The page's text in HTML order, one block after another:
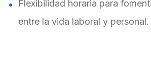
Flexibilidad horaria para
entre la vida laboral y personal.